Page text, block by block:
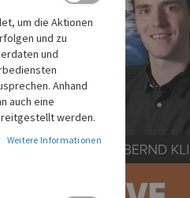
um die Aktionen
und zu
und
Anhand
auch eine
werden.
Weitere Informationen